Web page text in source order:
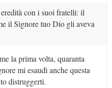
con i suoi fratelli: il
il Signore tuo Dio gli aveva
la prima volta, quaranta
mi esaudì anche questa
distruggerti.